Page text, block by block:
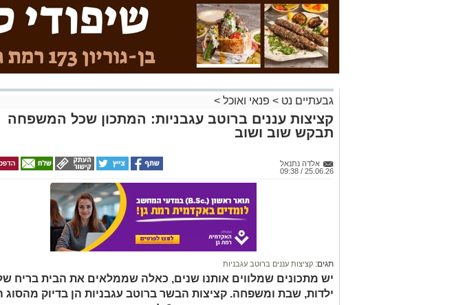
גבעתיים נט > פנאי ואוכל >
קציצות עננים ברוטב עגבניות: המתכון שכל המשפחה
תבקש שוב ושוב
אלדה נתנאל
25.06.26 / 09:38
תגים: קציצות עננים ברוטב עגבניות
יש מתכונים שמלווים אותנו שנים, כאלה שממלאים את הבית בריח
ילדות, שבת ומשפחה. קציצות הבשר ברוטב עגבניות הן בדיוק מהסוג